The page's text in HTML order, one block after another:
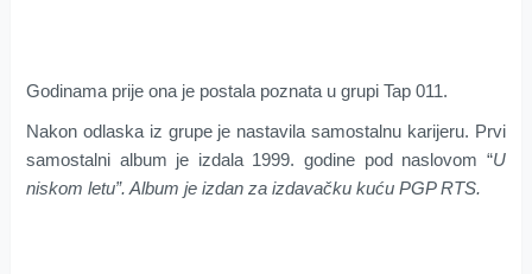
Godinama prije ona je postala poznata u grupi Tap 011.
Nakon odlaska iz grupe je nastavila samostalnu karijeru. Prvi
samostalni album je izdala 1999. godine pod naslovom “U
niskom letu”. Album je izdan za izdavačku kuću PGP RTS.